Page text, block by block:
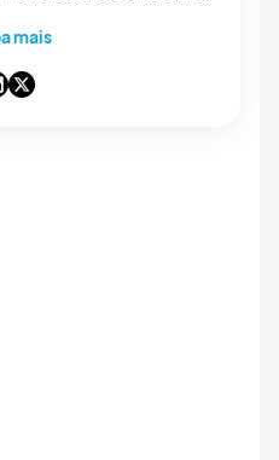
como surgem nas
de histórias de
mais